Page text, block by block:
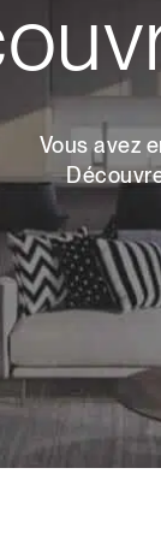
Vous avez